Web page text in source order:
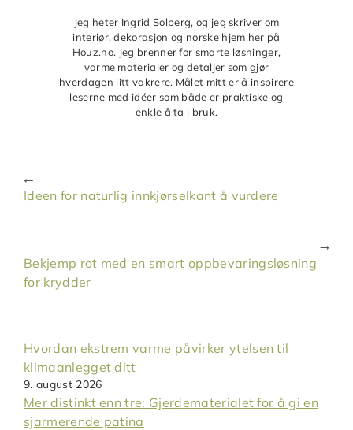
Jeg heter Ingrid Solberg, og jeg skriver om
interiør, dekorasjon og norske hjem her på
Houz.no. Jeg brenner for smarte løsninger,
varme materialer og detaljer som gjør
hverdagen litt vakrere. Målet mitt er å inspirere
leserne med idéer som både er praktiske og
enkle å ta i bruk.
Ideen for naturlig innkjørselkant å vurdere
Bekjemp rot med en smart oppbevaringsløsning
for krydder
Hvordan ekstrem varme påvirker ytelsen til
klimaanlegget ditt
9. august 2026
Mer distinkt enn tre: Gjerdematerialet for å gi en
sjarmerende patina